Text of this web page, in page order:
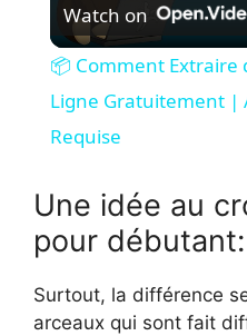
Watch on
📦 Comment Extraire
Ligne Gratuitement |
Requise
Une idée au
pour
Surtout, la différence
arceaux qui sont fait